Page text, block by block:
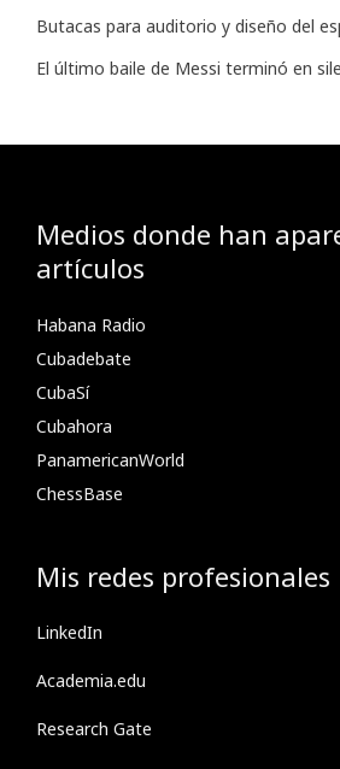
Butacas para auditorio y diseño del
El último baile de Messi terminó en
Medios donde han
artículos
Habana Radio
Cubadebate
CubaSí
Cubahora
PanamericanWorld
ChessBase
Mis redes profesionales
LinkedIn
Academia.edu
Research Gate